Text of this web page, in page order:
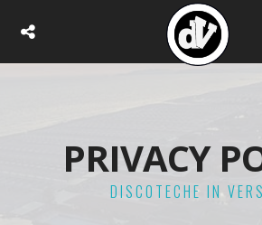
PRIVACY
DISCOTECHE IN